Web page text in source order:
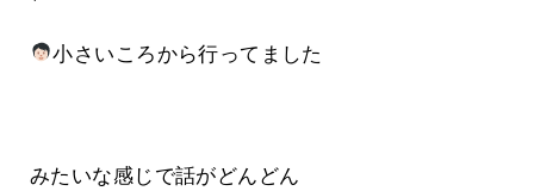
小さいころから行ってました
みたいな感じで話がどんどん